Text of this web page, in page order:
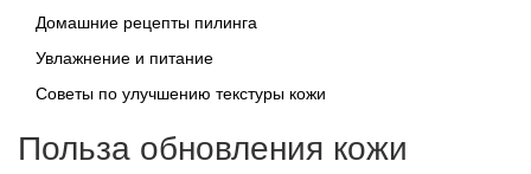
Домашние рецепты пилинга
Увлажнение и питание
Советы по улучшению текстуры кожи
Польза обновления кожи